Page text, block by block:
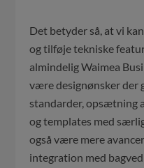
Det betyder så, at vi
og tilføje tekniske
almindelig Waimea
være designønsker der
standarder, opsætning
og templates med
også være mere
integration med